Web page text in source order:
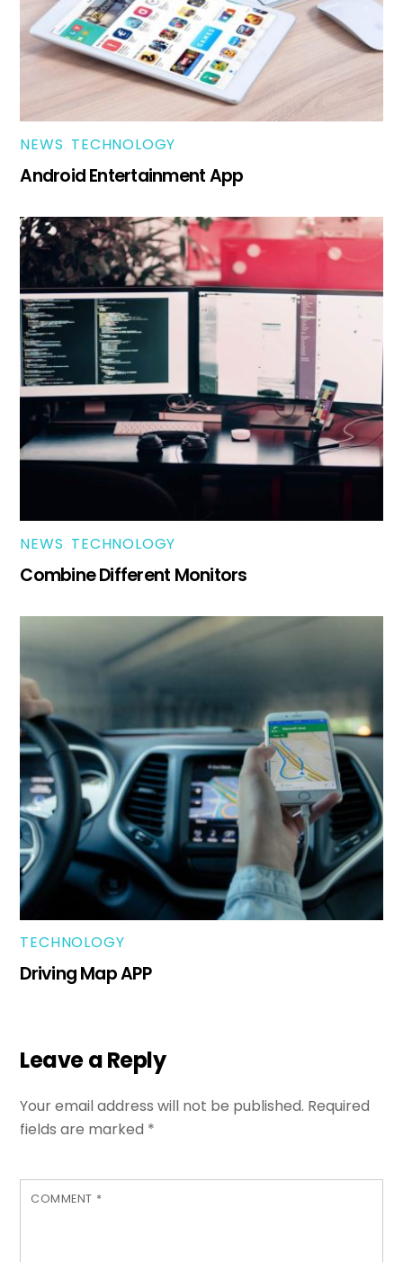
NEWS TECHNOLOGY
Android Entertainment App
NEWS TECHNOLOGY
Combine Different Monitors
TECHNOLOGY
Driving Map APP
Leave a Reply
Your email address will not be published. Required
fields are marked *
COMMENT *